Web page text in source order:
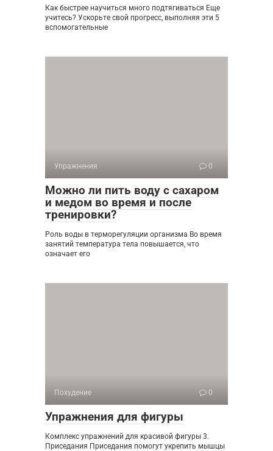
Как быстрее научиться много подтягиваться Еще
учитесь? Ускорьте свой прогресс, выполняя эти 5
вспомогательные
Упражнения 0
Можно ли пить воду с сахаром
и медом во время и после
тренировки?
Роль воды в терморегуляции организма Во время
занятий температура тела повышается, что
означает его
Похудение 0
Упражнения для фигуры
Комплекс упражнений для красивой фигуры 3.
Приседания Приседания помогут укрепить мышцы